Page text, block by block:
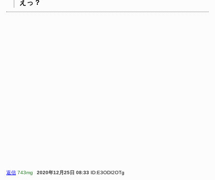
えっ？
返信 743mg 2020年12月25日 08:33 ID:E3ODI2OTg